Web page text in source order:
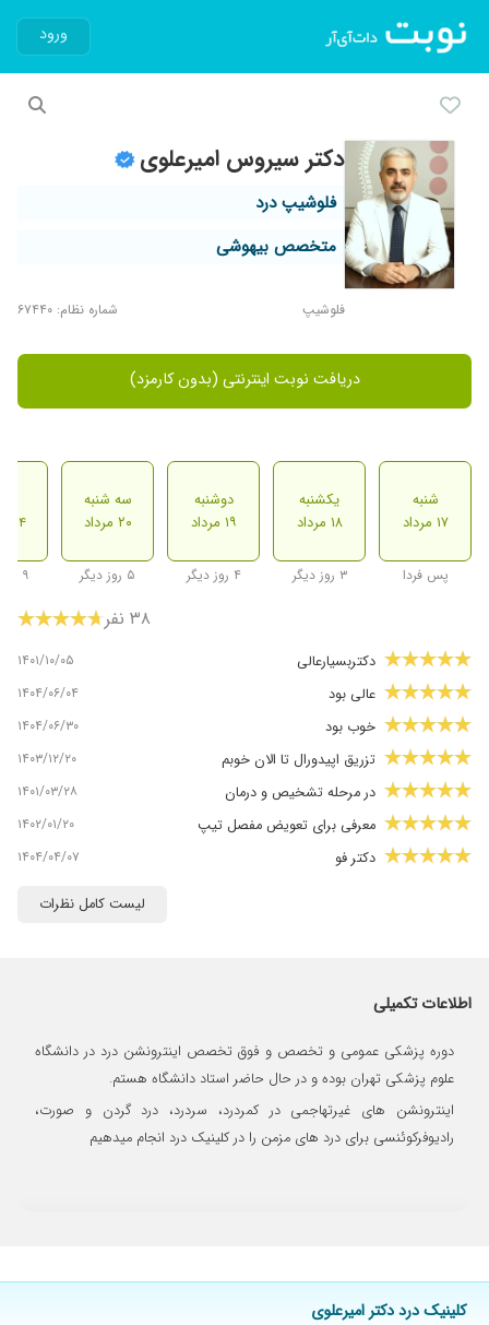
ورود
دکتر سیروس امیرعلوی
فلوشیپ درد
متخصص بیهوشی
فلوشیپ شماره نظام: ۶۷۴۴۰
دریافت نوبت اینترنتی (بدون کارمزد)
شنبه
۱۷ مرداد
پس فردا
یکشنبه
۱۸ مرداد
۳ روز دیگر
دوشنبه
۱۹ مرداد
۴ روز دیگر
سه شنبه
۲۰ مرداد
۵ روز دیگر
۲۴ مرداد
۹ روز دیگر
۳۸ نفر
دکتربسیارعالی ۱۴۰۱/۱۰/۰۵
عالی بود ۱۴۰۴/۰۶/۰۴
خوب بود ۱۴۰۴/۰۶/۳۰
تزریق اپیدورال تا الان خوبم ۱۴۰۳/۱۲/۲۰
در مرحله تشخیص و درمان ۱۴۰۱/۰۳/۲۸
معرفی برای تعویض مفصل تیپ ۱۴۰۲/۰۱/۲۰
دکتر فو ۱۴۰۴/۰۴/۰۷
باسلام خسته نباشید خدمت دکتر کار بلد ودلسوز
ومهربان مادر من پیش دکتر دیگری جراحی شده
بودن درد شدید داشتن دیگه امیدی نداشتیم خدا به
دکتر سیروس امیرعلوی خیر بده برای مادرم داروهایی
نوشتن که مادرم از این رو به اون رو شده هرثانیه
۱۴۰۳/۱۱/۱۳
لیست کامل نظرات
اطلاعات تکمیلی
دوره پزشکی عمومی و تخصص و فوق تخصص اینترونشن درد در دانشگاه
علوم پزشکی تهران بوده و در حال حاضر استاد دانشگاه هستم.
اینترونشن های غیرتهاجمی در کمردرد، سردرد، درد گردن و صورت،
رادیوفرکوئنسی برای درد های مزمن را در کلینیک درد انجام میدهیم
کلینیک درد دکتر امیرعلوی